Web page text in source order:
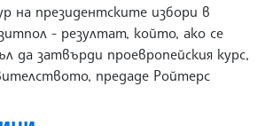
на президентските избори в
- резултат, който, ако се
да затвърди проевропейския курс,
предаде Ройтерс